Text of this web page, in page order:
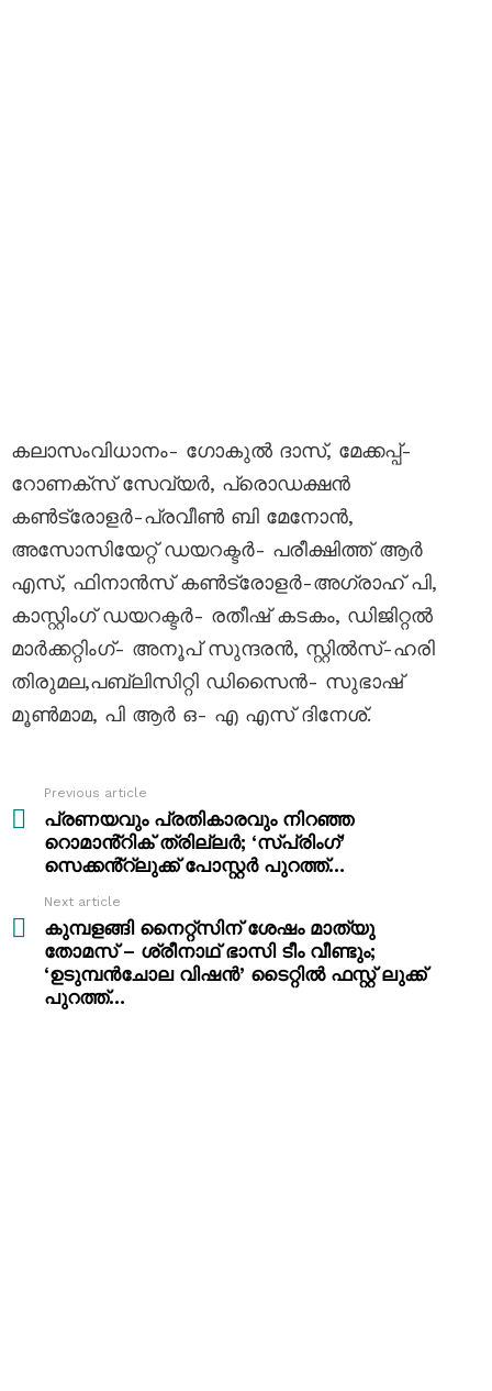
കലാസംവിധാനം- ഗോകുല്‍ ദാസ്‌, മേക്കപ്പ്-
റോണക്സ്‌ സേവ്യര്‍, പ്രൊഡക്ഷന്‍
കണ്‍ട്രോളർ-പ്രവീണ്‍ ബി മേനോന്‍,
അസോസിയേറ്റ് ഡയറക്ടർ- പരീക്ഷിത്ത് ആർ
എസ്, ഫിനാന്‍സ് കണ്‍ട്രോളർ-അഗ്രാഹ് പി,
കാസ്റ്റിംഗ് ഡയറക്ടർ- രതീഷ്‌ കടകം, ഡിജിറ്റല്‍
മാര്‍ക്കറ്റിംഗ്- അനൂപ്‌ സുന്ദരന്‍, സ്റ്റിൽസ്-ഹരി
തിരുമല,പബ്ലിസിറ്റി ഡിസൈൻ- സുഭാഷ്
മൂണ്‍മാമ, പി ആർ ഒ- എ എസ് ദിനേശ്.
more
Previous article
പ്രണയവും പ്രതികാരവും നിറഞ്ഞ
റൊമാൻ്റിക് ത്രില്ലർ; ‘സ്പ്രിംഗ്’
സെക്കൻ്റ്ലുക്ക് പോസ്റ്റർ പുറത്ത്…
Next article
കുമ്പളങ്ങി നൈറ്റ്സിന് ശേഷം മാത്യു
തോമസ് – ശ്രീനാഥ് ഭാസി ടീം വീണ്ടും;
‘ഉടുമ്പന്‍ചോല വിഷന്‍’ ടൈറ്റിൽ ഫസ്റ്റ് ലുക്ക്‌
പുറത്ത്…